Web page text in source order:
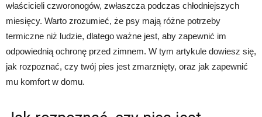
właścicieli czworonogów, zwłaszcza podczas chłodniejszych
miesięcy. Warto zrozumieć, że psy mają różne potrzeby
termiczne niż ludzie, dlatego ważne jest, aby zapewnić im
odpowiednią ochronę przed zimnem. W tym artykule dowiesz się,
jak rozpoznać, czy twój pies jest zmarznięty, oraz jak zapewnić
mu komfort w domu.